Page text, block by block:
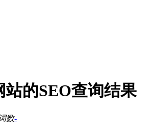
站的SEO查询结果
数-